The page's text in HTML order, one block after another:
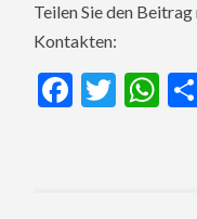
Teilen Sie den
Kontakten: